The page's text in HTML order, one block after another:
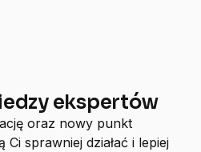
ekspertów
oraz nowy punkt
sprawniej działać i lepiej